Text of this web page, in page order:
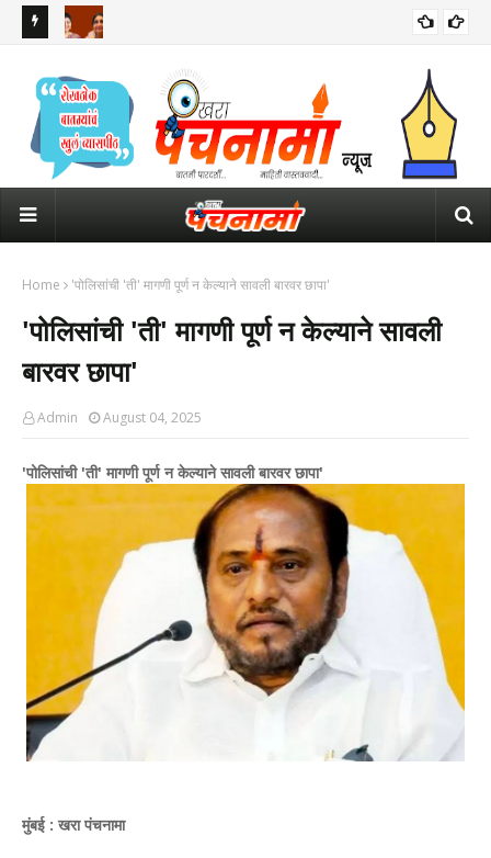
अध्यक्षपदासाठी आता 4 नावांची चर्चा
Home 'पोलिसांची 'ती' मागणी पूर्ण न केल्याने सावली बारवर छापा'
'पोलिसांची 'ती' मागणी पूर्ण न केल्याने सावली
बारवर छापा'
Admin August 04, 2025
'पोलिसांची 'ती' मागणी पूर्ण न केल्याने सावली बारवर छापा'
मुंबई : खरा पंचनामा